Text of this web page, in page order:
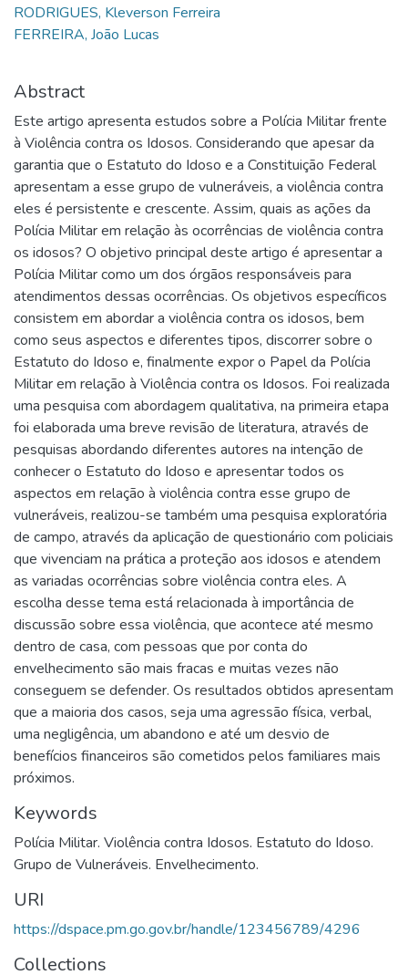
RODRIGUES, Kleverson Ferreira
FERREIRA, João Lucas
Abstract
Este artigo apresenta estudos sobre a Polícia Militar frente
à Violência contra os Idosos. Considerando que apesar da
garantia que o Estatuto do Idoso e a Constituição Federal
apresentam a esse grupo de vulneráveis, a violência contra
eles é persistente e crescente. Assim, quais as ações da
Polícia Militar em relação às ocorrências de violência contra
os idosos? O objetivo principal deste artigo é apresentar a
Polícia Militar como um dos órgãos responsáveis para
atendimentos dessas ocorrências. Os objetivos específicos
consistem em abordar a violência contra os idosos, bem
como seus aspectos e diferentes tipos, discorrer sobre o
Estatuto do Idoso e, finalmente expor o Papel da Polícia
Militar em relação à Violência contra os Idosos. Foi realizada
uma pesquisa com abordagem qualitativa, na primeira etapa
foi elaborada uma breve revisão de literatura, através de
pesquisas abordando diferentes autores na intenção de
conhecer o Estatuto do Idoso e apresentar todos os
aspectos em relação à violência contra esse grupo de
vulneráveis, realizou-se também uma pesquisa exploratória
de campo, através da aplicação de questionário com policiais
que vivenciam na prática a proteção aos idosos e atendem
as variadas ocorrências sobre violência contra eles. A
escolha desse tema está relacionada à importância de
discussão sobre essa violência, que acontece até mesmo
dentro de casa, com pessoas que por conta do
envelhecimento são mais fracas e muitas vezes não
conseguem se defender. Os resultados obtidos apresentam
que a maioria dos casos, seja uma agressão física, verbal,
uma negligência, um abandono e até um desvio de
benefícios financeiros são cometidos pelos familiares mais
próximos.
Keywords
Polícia Militar. Violência contra Idosos. Estatuto do Idoso.
Grupo de Vulneráveis. Envelhecimento.
URI
https://dspace.pm.go.gov.br/handle/123456789/4296
Collections